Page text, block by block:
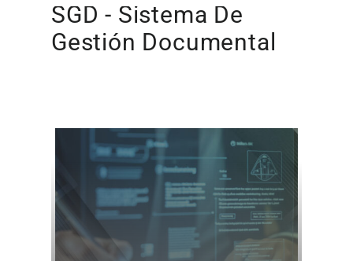
SGD - Sistema De
Gestión Documental